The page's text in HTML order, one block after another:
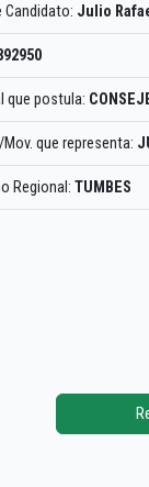
Candidato: Julio
que postula:
que representa:
Regional: TUMBES